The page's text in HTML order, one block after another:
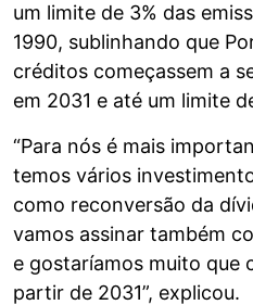
um limite de 3% das
1990, sublinhando que
créditos começassem a
em 2031 e até um limite
“Para nós é mais
temos vários
como reconversão da
vamos assinar também
e gostaríamos muito que
partir de 2031”, explicou.